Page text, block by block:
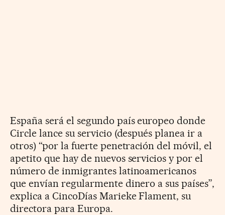
España será el segundo país europeo donde
Circle lance su servicio (después planea ir a
otros) “por la fuerte penetración del móvil, el
apetito que hay de nuevos servicios y por el
número de inmigrantes latinoamericanos
que envían regularmente dinero a sus países”,
explica a CincoDías Marieke Flament, su
directora para Europa.